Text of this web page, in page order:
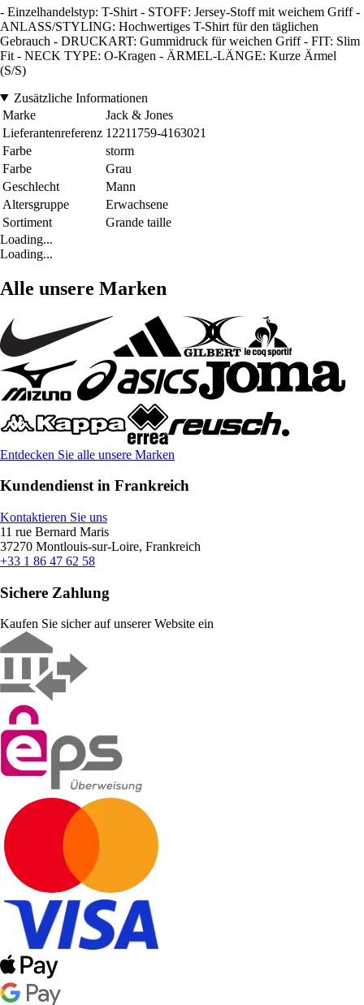
- Einzelhandelstyp: T-Shirt - STOFF: Jersey-Stoff mit weichem Griff -
ANLASS/STYLING: Hochwertiges T-Shirt für den täglichen
Gebrauch - DRUCKART: Gummidruck für weichen Griff - FIT: Slim
Fit - NECK TYPE: O-Kragen - ÄRMEL-LÄNGE: Kurze Ärmel
(S/S)
Zusätzliche Informationen
Marke
Jack & Jones
Lieferantenreferenz 12211759-4163021
Farbe
storm
Farbe
Grau
Geschlecht
Mann
Altersgruppe
Erwachsene
Sortiment
Grande taille
Loading...
Loading...
Alle unsere Marken
Entdecken Sie alle unsere Marken
Kundendienst in Frankreich
Kontaktieren Sie uns
11 rue Bernard Maris
37270 Montlouis-sur-Loire, Frankreich
+33 1 86 47 62 58
Sichere Zahlung
Kaufen Sie sicher auf unserer Website ein